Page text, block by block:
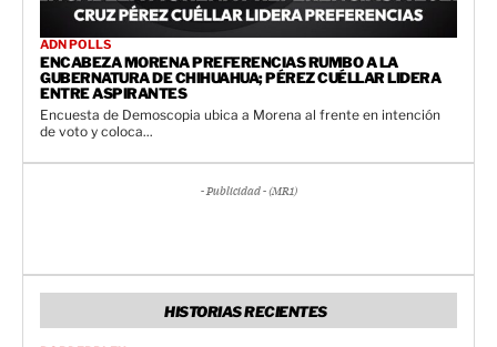
ADN POLLS
ENCABEZA MORENA PREFERENCIAS RUMBO A LA
GUBERNATURA DE CHIHUAHUA; PÉREZ CUÉLLAR LIDERA
ENTRE ASPIRANTES
Encuesta de Demoscopia ubica a Morena al frente en intención
de voto y coloca...
- Publicidad - (MR1)
HISTORIAS RECIENTES